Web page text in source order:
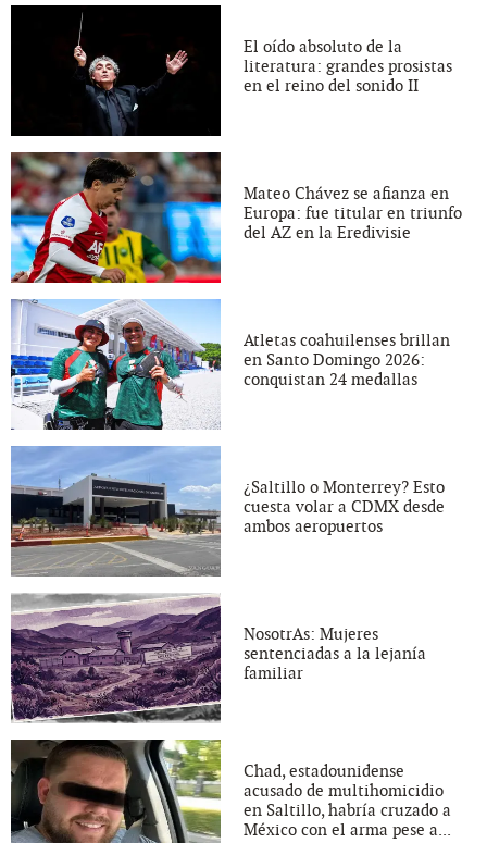
El oído absoluto de la
literatura: grandes prosistas
en el reino del sonido II
Mateo Chávez se afianza en
Europa: fue titular en triunfo
del AZ en la Eredivisie
Atletas coahuilenses brillan
en Santo Domingo 2026:
conquistan 24 medallas
¿Saltillo o Monterrey? Esto
cuesta volar a CDMX desde
ambos aeropuertos
NosotrAs: Mujeres
sentenciadas a la lejanía
familiar
Chad, estadounidense
acusado de multihomicidio
en Saltillo, habría cruzado a
México con el arma pese a...